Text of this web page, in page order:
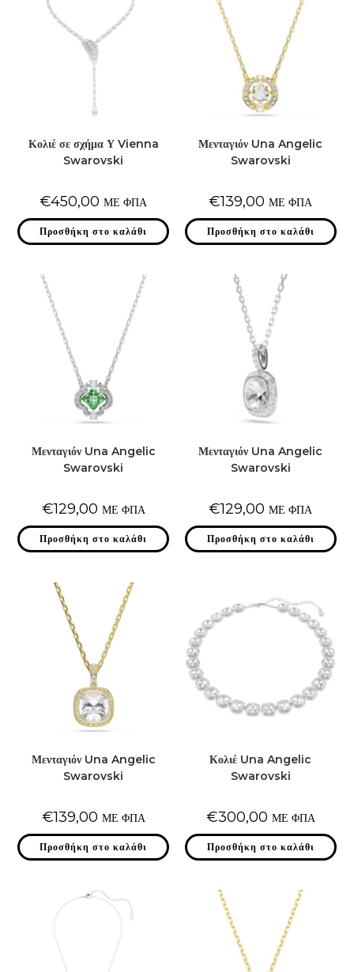
Κολιέ σε σχήμα Υ Vienna
Swarovski
€450,00 ΜΕ ΦΠΑ
Προσθήκη στο καλάθι
Μενταγιόν Una Angelic
Swarovski
€139,00 ΜΕ ΦΠΑ
Προσθήκη στο καλάθι
Μενταγιόν Una Angelic
Swarovski
€129,00 ΜΕ ΦΠΑ
Προσθήκη στο καλάθι
Μενταγιόν Una Angelic
Swarovski
€129,00 ΜΕ ΦΠΑ
Προσθήκη στο καλάθι
Μενταγιόν Una Angelic
Swarovski
€139,00 ΜΕ ΦΠΑ
Προσθήκη στο καλάθι
Κολιέ Una Angelic
Swarovski
€300,00 ΜΕ ΦΠΑ
Προσθήκη στο καλάθι